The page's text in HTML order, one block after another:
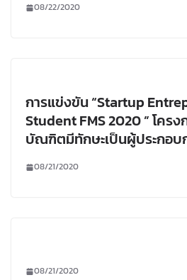
08/22/2020
การแข่งขัน “Startup
Student FMS 2020 ” โครง
บัณฑิตมีทักษะเป็นผู้ประกอบ
08/21/2020
08/21/2020